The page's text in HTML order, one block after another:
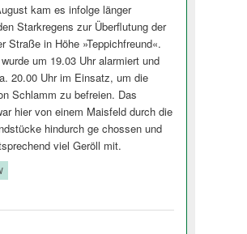
kam es infolge länger
Starkregens zur Überflutung der
Straße in Höhe »Teppichfreund«.
um 19.03 Uhr alarmiert und
20.00 Uhr im Einsatz, um die
Schlamm zu befreien. Das
hier von einem Maisfeld durch die
hindurch ge chossen und
viel Geröll mit.